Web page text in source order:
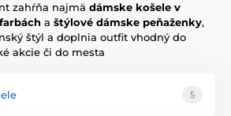
zahŕňa najmä dámske košele v
a štýlové dámske peňaženky,
štýl a doplnia outfit vhodný do
akcie či do mesta
5